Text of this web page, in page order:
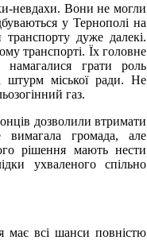
невдахи. Вони не могли
у Тернополі на
дуже далекі.
транспорті. Їх головне
грати роль
штурм міської ради. Не
газ.
дозволили втримати
громада, але
рішення мають нести
ухваленого спільно
має всі шанси повністю